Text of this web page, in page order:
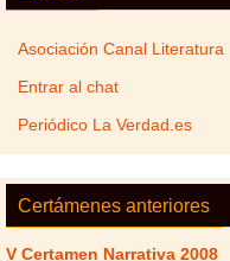
Asociación Canal Literatura
Entrar al chat
Periódico La Verdad.es
Certámenes anteriores
V Certamen Narrativa 2008